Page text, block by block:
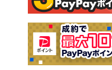
売却査定